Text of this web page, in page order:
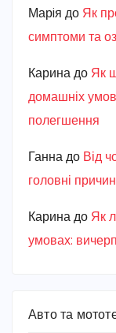
Марiя до Як
симптоми та
Карина до Як
домашніх
полегшення
Ганна до Від
головні
Карина до Як
умовах:
Авто та